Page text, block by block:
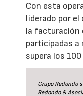
Con esta
liderado por el
la facturación
participadas a
supera los
Grupo Redondo
Redondo &